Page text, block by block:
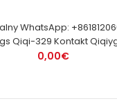
WhatsApp:
Qiqi-329 Kontakt
0,00€